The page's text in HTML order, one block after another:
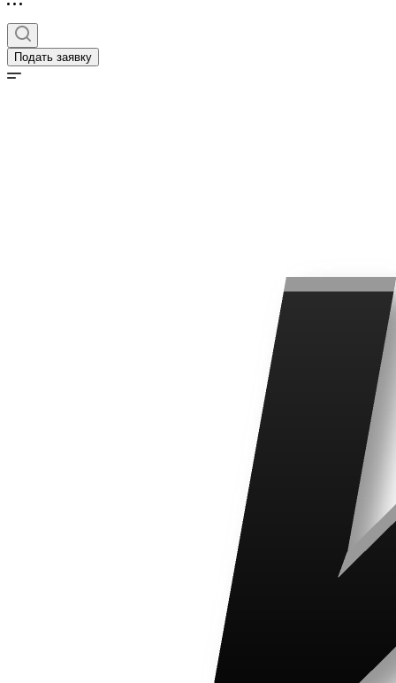
Подать заявку